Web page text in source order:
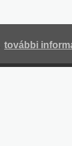
további